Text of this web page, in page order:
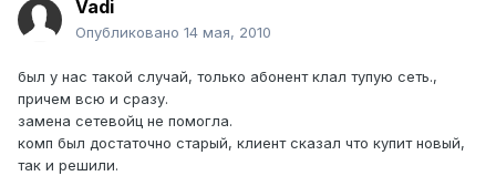
Vadi
Опубликовано 14 мая, 2010
был у нас такой случай, только абонент клал тупую сеть.,
причем всю и сразу.
замена сетевойц не помогла.
комп был достаточно старый, клиент сказал что купит новый,
так и решили.